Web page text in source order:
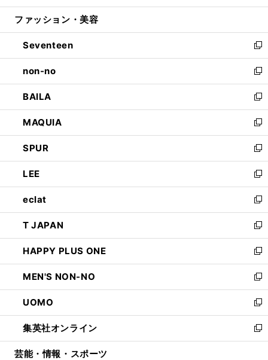
開
ウ
開
く
ン
ウ
で
開
く
ウ
ン
ド
ウ
で
開
く
ファッション・美容
Seventeen
新
し
い
ウ
ィ
ン
ド
ウ
で
開
く
non-no
新
し
い
ウ
ィ
ン
ド
ウ
で
開
く
BAILA
新
し
い
ウ
ィ
ン
ド
ウ
で
開
く
MAQUIA
新
し
い
ウ
ィ
ン
ド
ウ
で
開
く
SPUR
新
し
い
ウ
ィ
ン
ド
ウ
で
開
く
LEE
新
し
い
ウ
ィ
ン
ド
ウ
で
開
く
eclat
新
し
い
ウ
ィ
ン
ド
ウ
で
開
く
T JAPAN
新
し
い
ウ
ィ
ン
ド
ウ
で
開
HAPPY PLUS ONE
新
し
い
ウ
ィ
ン
ド
ウ
MEN'S NON-NO
新
し
い
ウ
ィ
ン
UOMO
新
し
い
ウ
集英社オンライン
新
し
芸能・情報・スポーツ